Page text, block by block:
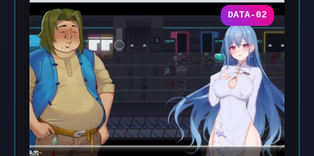
DATA-02